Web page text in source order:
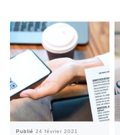
Publié 24 février 2021